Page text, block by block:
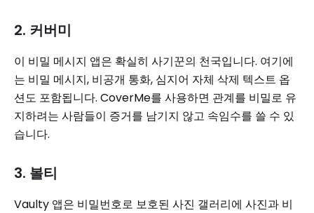
2. 커버미
이 비밀 메시지 앱은 확실히 사기꾼의 천국입니다. 여기에
는 비밀 메시지, 비공개 통화, 심지어 자체 삭제 텍스트 옵
션도 포함됩니다. CoverMe를 사용하면 관계를 비밀로 유
지하려는 사람들이 증거를 남기지 않고 속임수를 쓸 수 있
습니다.
3. 볼티
Vaulty 앱은 비밀번호로 보호된 사진 갤러리에 사진과 비